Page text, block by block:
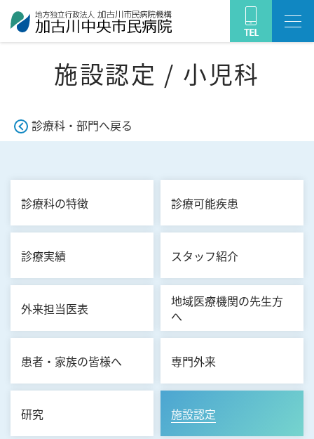
施設認定 / 小児科
診療科・部門へ戻る
診療科の特徴 診療可能疾患
診療実績 スタッフ紹介
外来担当医表
地域医療機関の先生方
へ
患者・家族の皆様へ 専門外来
研究 施設認定